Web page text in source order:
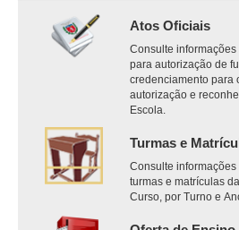
Atos Oficiais
Consulte
para autorização de
credenciamento para
autorização e
Escola.
Turmas e
Consulte
turmas e matrículas
Curso, por Turno e